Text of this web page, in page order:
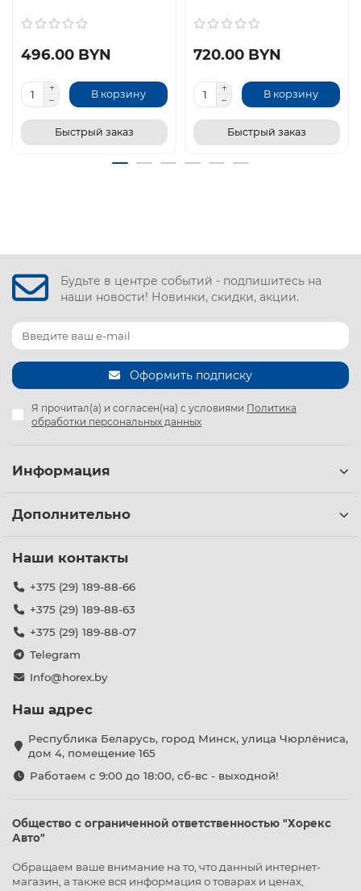
496.00 BYN
В корзину
Быстрый заказ
720.00 BYN
В корзину
Быстрый заказ
Будьте в центре событий - подпишитесь на
наши новости! Новинки, скидки, акции.
Оформить подписку
Я прочитал(а) и согласен(на) с условиями Политика
обработки персональных данных
Информация
Дополнительно
Наши контакты
+375 (29) 189-88-66
+375 (29) 189-88-63
+375 (29) 189-88-07
Telegram
Info@horex.by
Наш адрес
Республика Беларусь, город Минск, улица Чюрлёниса,
дом 4, помещение 165
Работаем с 9:00 до 18:00, сб-вс - выходной!
Общество с ограниченной ответственностью "Хорекс
Авто"
Обращаем ваше внимание на то, что данный интернет-
магазин, а также вся информация о товарах и ценах,